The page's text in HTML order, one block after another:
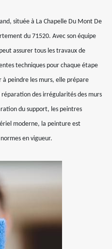
située à La Chapelle Du Mont De
du 71520. Avec son équipe
assurer tous les travaux de
techniques pour chaque étape
à peindre les murs, elle prépare
des irrégularités des murs
du support, les peintres
moderne, la peinture est
en vigueur.